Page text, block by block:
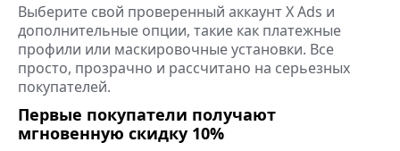
Выберите свой проверенный аккаунт X Ads и
дополнительные опции, такие как платежные
профили или маскировочные установки. Все
просто, прозрачно и рассчитано на серьезных
покупателей.
Первые покупатели получают
мгновенную скидку 10%